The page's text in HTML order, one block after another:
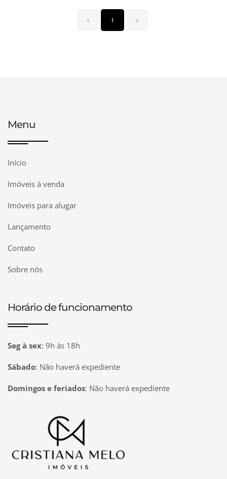
‹ 1 ›
Menu
Início
Imóveis à venda
Imóveis para alugar
Lançamento
Contato
Sobre nós
Horário de funcionamento
Seg à sex: 9h às 18h
Sábado: Não haverá expediente
Domingos e feriados: Não haverá expediente
Página inicial